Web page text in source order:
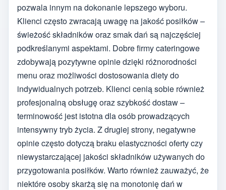
pozwala innym na dokonanie lepszego wyboru.
Klienci często zwracają uwagę na jakość posiłków –
świeżość składników oraz smak dań są najczęściej
podkreślanymi aspektami. Dobre firmy cateringowe
zdobywają pozytywne opinie dzięki różnorodności
menu oraz możliwości dostosowania diety do
indywidualnych potrzeb. Klienci cenią sobie również
profesjonalną obsługę oraz szybkość dostaw –
terminowość jest istotna dla osób prowadzących
intensywny tryb życia. Z drugiej strony, negatywne
opinie często dotyczą braku elastyczności oferty czy
niewystarczającej jakości składników używanych do
przygotowania posiłków. Warto również zauważyć, że
niektóre osoby skarżą się na monotonię dań w